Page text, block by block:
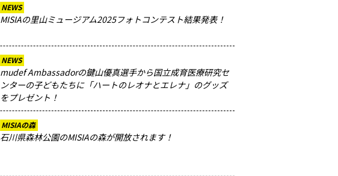
NEWS
MISIAの里山ミュージアム2025フォトコンテスト結果発表！
NEWS
mudef Ambassadorの鍵山優真選手から国立成育医療研究セ
ンターの子どもたちに「ハートのレオナとエレナ」のグッズ
をプレゼント！
MISIAの森
石川県森林公園のMISIAの森が開放されます！